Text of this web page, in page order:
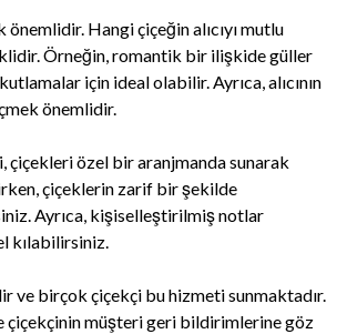
Hangi çiçeğin alıcıyı mutlu
Örneğin, romantik bir ilişkide güller
için ideal olabilir. Ayrıca, alıcının
önemlidir.
çiçekleri özel bir aranjmanda sunarak
çiçeklerin zarif bir şekilde
Ayrıca, kişiselleştirilmiş notlar
kılabilirsiniz.
ve birçok çiçekçi bu hizmeti sunmaktadır.
çiçekçinin müşteri geri bildirimlerine göz